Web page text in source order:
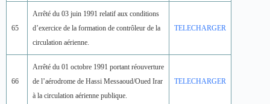
65
Arrêté du 03 juin 1991 relatif aux conditions
d’exercice de la formation de contrôleur de la
circulation aérienne.
TELECHARGER
66
Arrêté du 01 octobre 1991 portant réouverture
de l’aérodrome de Hassi Messaoud/Oued Irar
à la circulation aérienne publique.
TELECHARGER